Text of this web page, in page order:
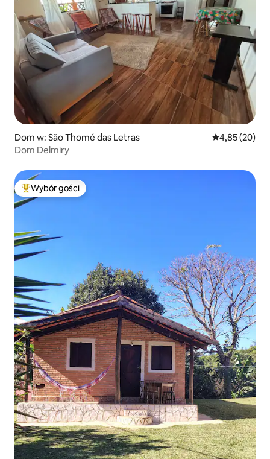
Dom w: São Thomé das Letras Średnia
4,85 (20)
Dom Delmiry
Najpopularniejsze z kategorii Wybór gości
Wybór gości